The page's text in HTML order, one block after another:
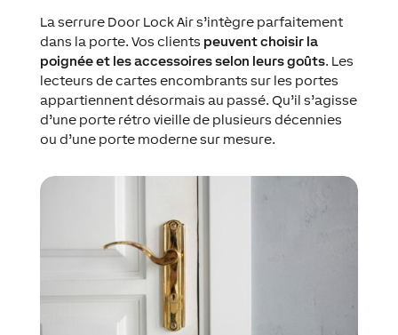
La serrure Door Lock Air s’intègre parfaitement
dans la porte. Vos clients peuvent choisir la
poignée et les accessoires selon leurs goûts. Les
lecteurs de cartes encombrants sur les portes
appartiennent désormais au passé. Qu’il s’agisse
d’une porte rétro vieille de plusieurs décennies
ou d’une porte moderne sur mesure.